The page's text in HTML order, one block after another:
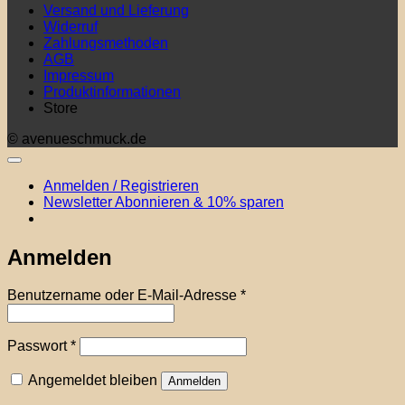
Versand und Lieferung
Widerruf
Zahlungsmethoden
AGB
Impressum
Produktinformationen
Store
© avenueschmuck.de
Anmelden / Registrieren
Newsletter Abonnieren & 10% sparen
Anmelden
Benutzername oder E-Mail-Adresse *Erforderlich
Passwort*Erforderlich
Angemeldet bleiben Anmelden